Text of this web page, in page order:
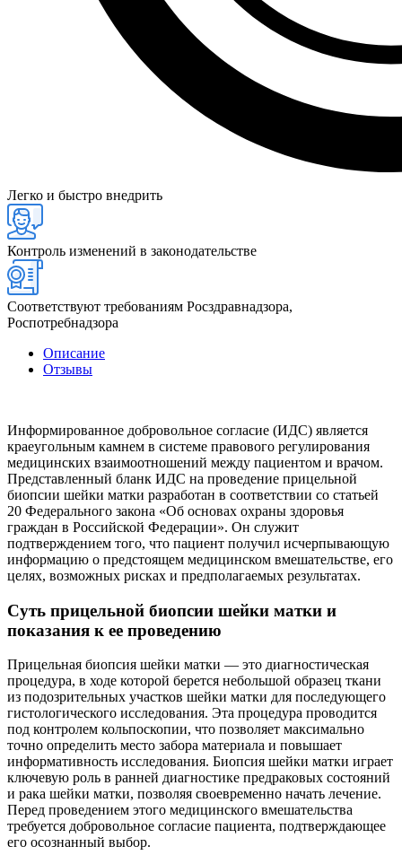
Легко и быстро внедрить
Контроль изменений в законодательстве
Соответствуют требованиям Росздравнадзора,
Роспотребнадзора
Описание
Отзывы
Информированное добровольное согласие (ИДС) является
краеугольным камнем в системе правового регулирования
медицинских взаимоотношений между пациентом и врачом.
Представленный бланк ИДС на проведение прицельной
биопсии шейки матки разработан в соответствии со статьей
20 Федерального закона «Об основах охраны здоровья
граждан в Российской Федерации». Он служит
подтверждением того, что пациент получил исчерпывающую
информацию о предстоящем медицинском вмешательстве, его
целях, возможных рисках и предполагаемых результатах.
Суть прицельной биопсии шейки матки и
показания к ее проведению
Прицельная биопсия шейки матки — это диагностическая
процедура, в ходе которой берется небольшой образец ткани
из подозрительных участков шейки матки для последующего
гистологического исследования. Эта процедура проводится
под контролем кольпоскопии, что позволяет максимально
точно определить место забора материала и повышает
информативность исследования. Биопсия шейки матки играет
ключевую роль в ранней диагностике предраковых состояний
и рака шейки матки, позволяя своевременно начать лечение.
Перед проведением этого медицинского вмешательства
требуется добровольное согласие пациента, подтверждающее
его осознанный выбор.